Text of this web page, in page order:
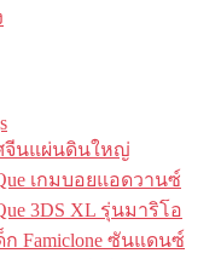
จีนแผ่นดินใหญ่
เกมบอยแอดวานซ์
3DS XL รุ่นมาริโอ
ก Famiclone ซันแดนซ์